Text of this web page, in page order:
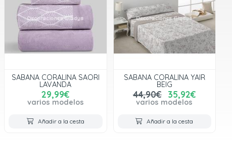
SABANA CORALINA SAORI
LAVANDA
29,99€
varios modelos
Añadir a la cesta
SABANA CORALINA YAIR
BEIG
44,90€ 35,92€
varios modelos
Añadir a la cesta